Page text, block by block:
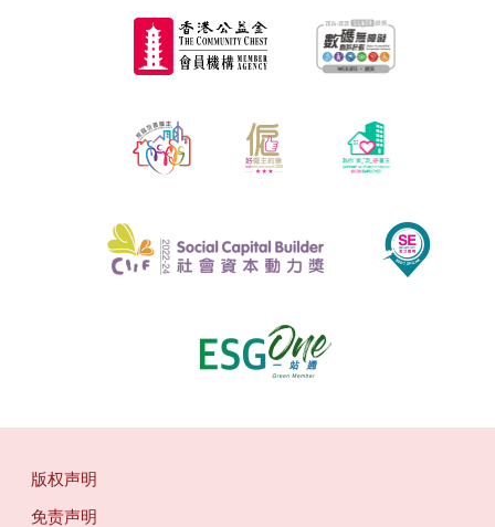
版权声明
免责声明